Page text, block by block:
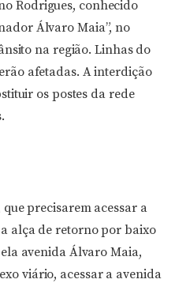
Rodrigues, conhecido
Álvaro Maia”, no
na região. Linhas do
afetadas. A interdição
os postes da rede
precisarem acessar a
alça de retorno por baixo
avenida Álvaro Maia,
viário, acessar a avenida